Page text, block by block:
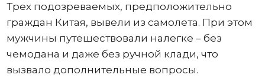
Трех подозреваемых, предположительно
граждан Китая, вывели из самолета. При этом
мужчины путешествовали налегке – без
чемодана и даже без ручной клади, что
вызвало дополнительные вопросы.